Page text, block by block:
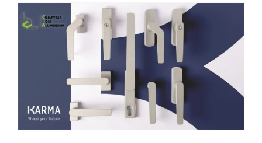
CBA vous présente la gamme KARMA
de Master Italy
Aluminium